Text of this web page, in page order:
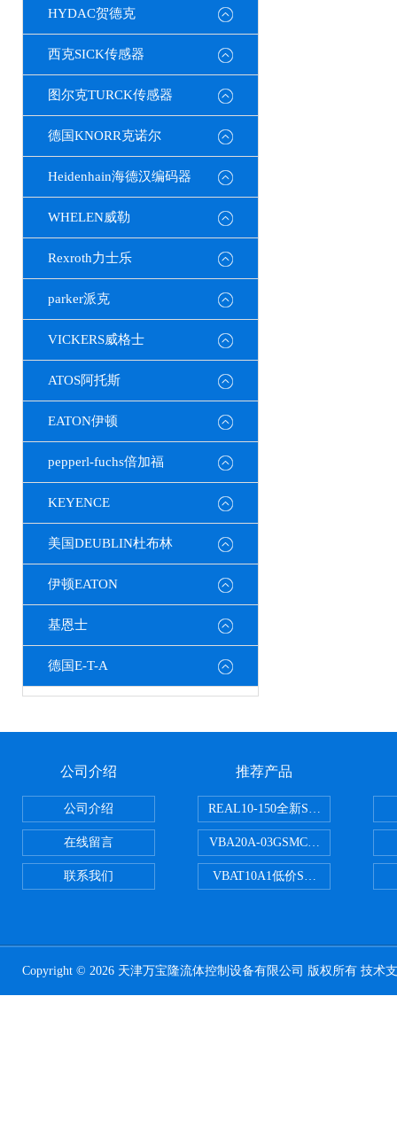
HYDAC贺德克
西克SICK传感器
图尔克TURCK传感器
德国KNORR克诺尔
Heidenhain海德汉编码器
WHELEN威勒
Rexroth力士乐
parker派克
VICKERS威格士
ATOS阿托斯
EATON伊顿
pepperl-fuchs倍加福
KEYENCE
美国DEUBLIN杜布林
伊顿EATON
基恩士
德国E-T-A
公司介绍
公司介绍
在线留言
联系我们
推荐产品
REAL10-150全新SMC正弦无杆缸
VBA20A-03GSMC增压阀VBA-
VBAT10A1低价SMC储气罐VBAT
Copyright © 2026 天津万宝隆流体控制设备有限公司 版权所有 技术